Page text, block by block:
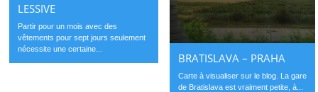
LESSIVE
Partir pour un mois avec des
vêtements pour sept jours seulement
nécessite une certaine...
BRATISLAVA – PRAHA
Carte à visualiser sur le blog. La gare
de Bratislava est vraiment petite, à...